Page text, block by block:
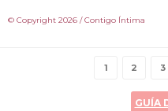
1 2 3
GUÍA
© Copyright 2026 / Contigo Íntima